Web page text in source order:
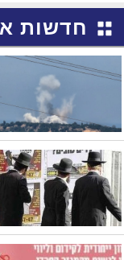
חדשות